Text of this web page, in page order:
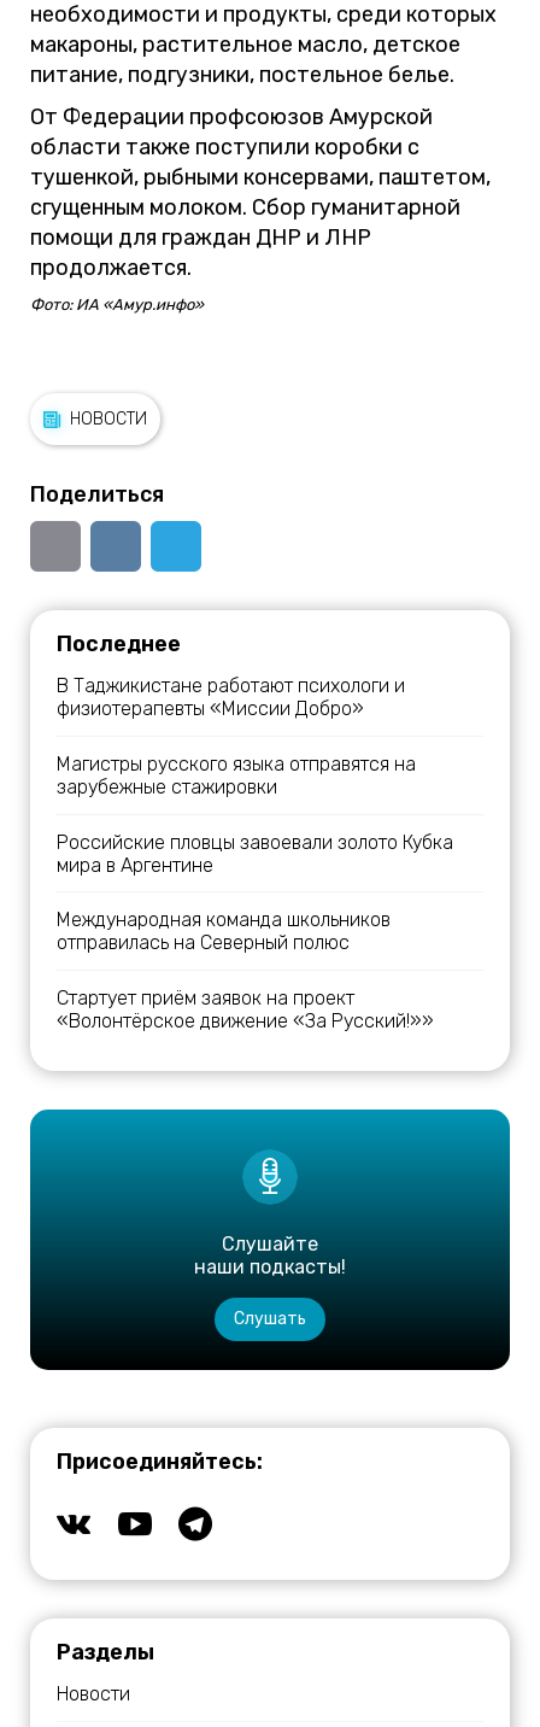
необходимости и продукты, среди которых
макароны, растительное масло, детское
питание, подгузники, постельное белье.
От Федерации профсоюзов Амурской
области также поступили коробки с
тушенкой, рыбными консервами, паштетом,
сгущенным молоком. Сбор гуманитарной
помощи для граждан ДНР и ЛНР
продолжается.
Фото: ИА «Амур.инфо»
НОВОСТИ
Поделиться
Последнее
В Таджикистане работают психологи и
физиотерапевты «Миссии Добро»
Магистры русского языка отправятся на
зарубежные стажировки
Российские пловцы завоевали золото Кубка
мира в Аргентине
Международная команда школьников
отправилась на Северный полюс
Стартует приём заявок на проект
«Волонтёрское движение «За Русский!»»
Слушайте
наши подкасты!
Слушать
Присоединяйтесь:
Разделы
Новости